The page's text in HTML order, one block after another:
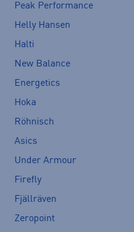
Peak Performance
Helly Hansen
Halti
New Balance
Energetics
Hoka
Röhnisch
Asics
Under Armour
Firefly
Fjällräven
Zeropoint